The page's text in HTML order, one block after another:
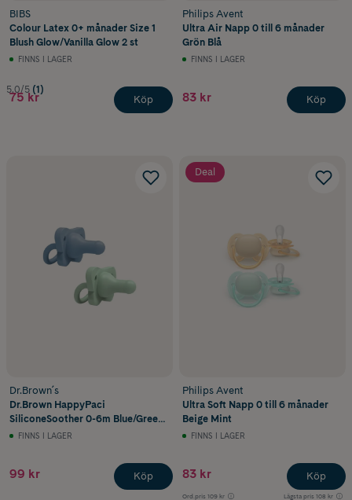
BIBS
Colour Latex 0+ månader Size 1
Blush Glow/Vanilla Glow 2 st
FINNS I LAGER
5.0/5 (1)
75 kr Köp
Philips Avent
Ultra Air Napp 0 till 6 månader
Grön Blå
FINNS I LAGER
83 kr Köp
Dr.Brown´s
Dr.Brown HappyPaci
SiliconeSoother 0-6m Blue/Green
2stFINNS I LAGER
99 kr Köp
Deal
Philips Avent
Ultra Soft Napp 0 till 6 månader
Beige Mint
FINNS I LAGER
83 kr
Ord.pris 109 kr Lägsta pris 108 kr
Köp